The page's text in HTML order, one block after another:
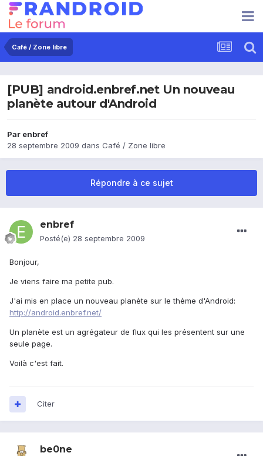
Café / Zone libre
[PUB] android.enbref.net Un nouveau
planète autour d'Android
Par enbref
28 septembre 2009 dans Café / Zone libre
Répondre à ce sujet
enbref
Posté(e) 28 septembre 2009
Bonjour,
Je viens faire ma petite pub.
J'ai mis en place un nouveau planète sur le thème d'Android:
http://android.enbref.net/
Un planète est un agrégateur de flux qui les présentent sur une
seule page.
Voilà c'est fait.
Citer
be0ne